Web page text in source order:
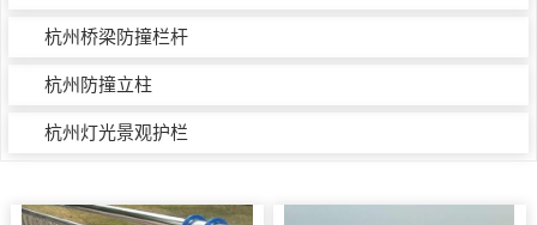
杭州桥梁防撞栏杆
杭州防撞立柱
杭州灯光景观护栏